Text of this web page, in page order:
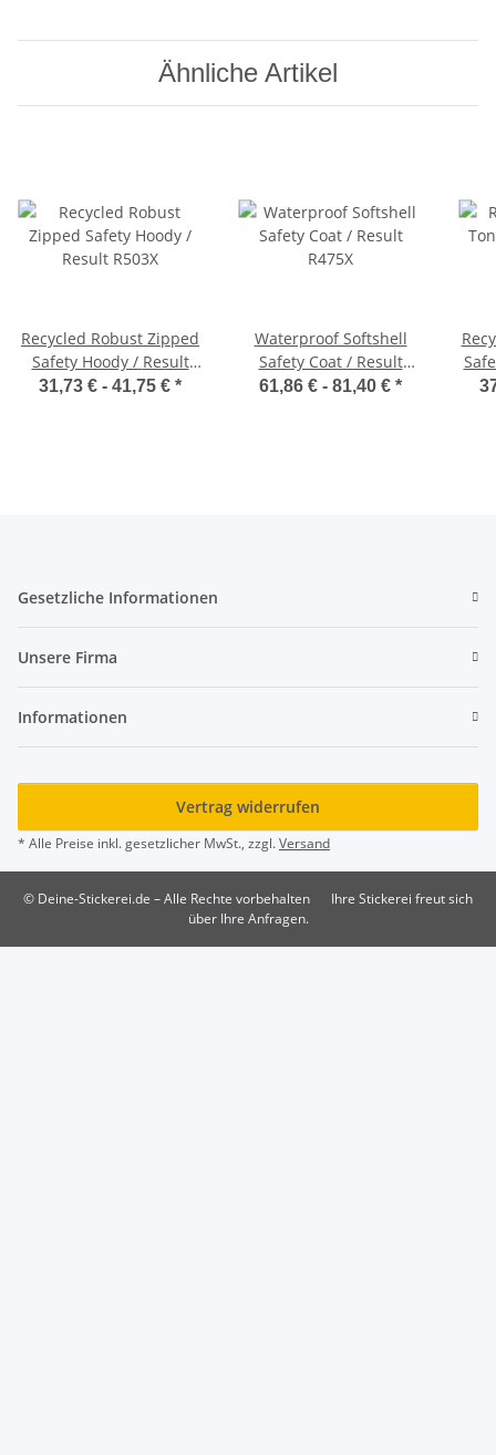
Ähnliche Artikel
Recycled Robust Zipped
Safety Hoody / Result
R503X
31,73 € - 41,75 € *
Waterproof Softshell
Safety Coat / Result
R475X
61,86 € - 81,40 € *
Gesetzliche Informationen
Unsere Firma
Informationen
Vertrag widerrufen
* Alle Preise inkl. gesetzlicher MwSt., zzgl.Versand
© Deine-Stickerei.de – Alle Rechte vorbehalten
Ihre Stickerei freut sich
über Ihre Anfragen.